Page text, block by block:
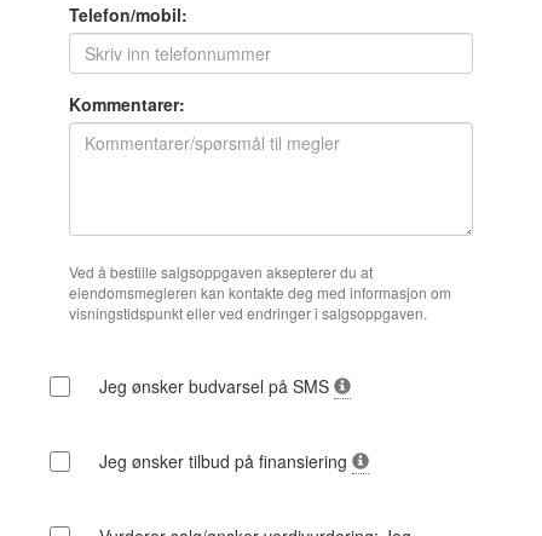
Telefon/mobil:
Kommentarer:
Ved å bestille salgsoppgaven aksepterer du at
eiendomsmegleren kan kontakte deg med informasjon om
visningstidspunkt eller ved endringer i salgsoppgaven.
Jeg ønsker budvarsel på SMS
Jeg ønsker tilbud på finansiering